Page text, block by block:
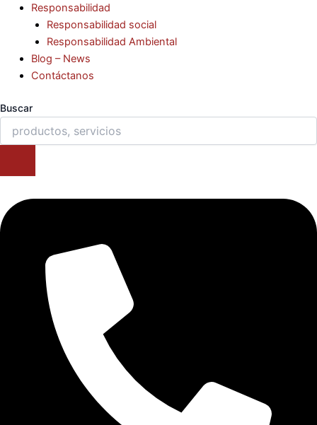
Responsabilidad
Responsabilidad social
Responsabilidad Ambiental
Blog – News
Contáctanos
Buscar